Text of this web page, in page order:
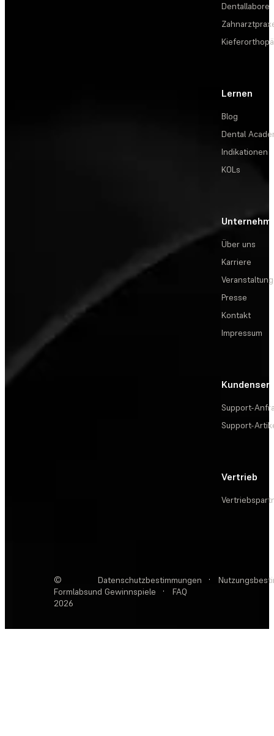
Dentallabore
Lernen
Blog
Dental
Indikationen
KOLs
Über uns
Karriere
Presse
Kontakt
Impressum
Support-
Support-
Vertrieb
©
Formlabs
2026
Datenschutzbestimmungen ·
und Gewinnspiele
· FAQ